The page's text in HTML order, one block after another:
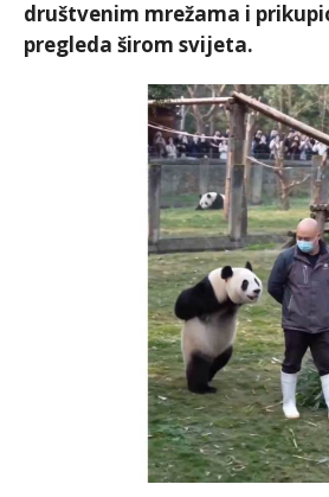
društvenim mrežama i
pregleda širom svijeta.